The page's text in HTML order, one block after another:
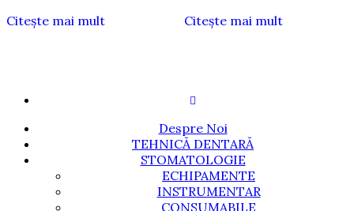
Citește mai mult Citește mai mult
Despre Noi
TEHNICĂ DENTARĂ
STOMATOLOGIE
ECHIPAMENTE
INSTRUMENTAR
CONSUMABILE